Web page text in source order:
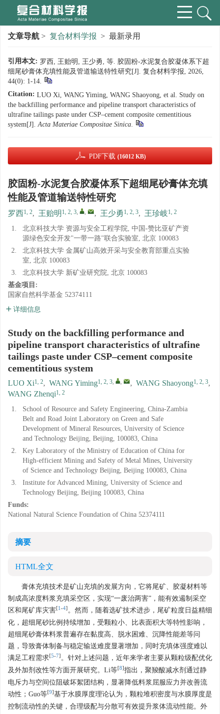
文章导航 > 复合材料学报 > 最新录用
引用本文: 罗西, 王贻明, 王少勇, 等. 胶固粉-水泥复合胶凝体系下超
细尾砂膏体充填性能及管道输送特性研究[J]. 复合材料学报, 2026,
44(0): 1-14.
Citation: LUO Xi, WANG Yiming, WANG Shaoyong, et al. Study on
the backfilling performance and pipeline transport characteristics of
ultrafine tailings paste under CSP–cement composite cementitious
system[J].Acta Materiae Compositae Sinica.
PDF下载 (16012 KB)
胶固粉-水泥复合胶凝体系下超细尾砂膏体充填
性能及管道输送特性研究
罗西1, 2, 王贻明 1, 2, 3, , , 王少勇 1, 2, 3, 王珍岐1, 2
1.
北京科技大学 资源与安全工程学院, 中国-赞比亚矿产资
源绿色安全开发"一带一路"联合实验室, 北京 100083
2.
北京科技大学 金属矿山高效开采与安全教育部重点实验
室, 北京 100083
3.
北京科技大学 新矿业研究院, 北京 100083
基金项目:
国家自然科学基金 52374111
详细信息
Study on the backfilling performance and
pipeline transport characteristics of ultrafine
tailings paste under CSP–cement composite
cementitious system
LUO Xi1, 2, WANG Yiming1, 2, 3, , , WANG Shaoyong1, 2, 3,
WANG Zhenqi1, 2
1.
School of Resource and Safety Engineering, China-Zambia
Belt and Road Joint Laboratory on Green and Safe
Development of Mineral Resources, University of Science
and Technology Beijing, Beijing, 100083, China
2.
Key Laboratory of the Ministry of Education of China for
High-efficient Mining and Safety of Metal Mines, University
of Science and Technology Beijing, Beijing 100083, China
3.
Institute for Advanced Mining, University of Science and
Technology Beijing, Beijing 100083, China
Funds:
National Natural Science Foundation of China 52374111
摘要
HTML全文
膏体充填技术是矿山充填的发展方向，它将尾矿、胶凝材料等
制成高浓度料浆充填采空区，实现“一废治两害”，能有效遏制采空
区和尾矿库灾害[1 -4] 。然而，随着选矿技术进步，尾矿粒度日益精细
化，超细尾砂比例持续增加，受颗粒小、比表面积大等特性影响，
超细尾砂膏体料浆普遍存在黏度高、脱水困难、沉降性能差等问
题，导致膏体制备与稳定输送难度显著增加，同时充填体强度难以
满足工程需求[5-7] 。针对上述问题，近年来学者主要从颗粒级配优化
及外加剂改性等方面开展研究。Li等[8]指出，聚羧酸减水剂通过静
电斥力与空间位阻破坏絮团结构，显著降低料浆屈服应力并改善流
动性；Guo等[9]基于水膜厚度理论认为，颗粒堆积密度与水膜厚度是
控制流动性的关键，合理级配与分散可有效提升浆体流动性能。外